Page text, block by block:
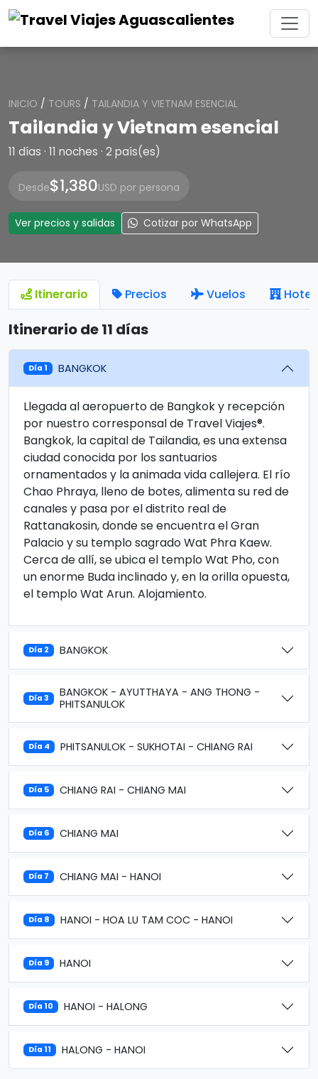
INICIO / TOURS / TAILANDIA Y VIETNAM ESENCIAL
Tailandia y Vietnam esencial
11 días · 11 noches · 2 país(es)
Desde$1,380USD por persona
Ver precios y salidas Cotizar por WhatsApp
Itinerario Precios Vuelos
Itinerario de 11 días
Día 1 BANGKOK
Llegada al aeropuerto de Bangkok y recepción
por nuestro corresponsal de Travel Viajes®.
Bangkok, la capital de Tailandia, es una extensa
ciudad conocida por los santuarios
ornamentados y la animada vida callejera. El río
Chao Phraya, lleno de botes, alimenta su red de
canales y pasa por el distrito real de
Rattanakosin, donde se encuentra el Gran
Palacio y su templo sagrado Wat Phra Kaew.
Cerca de allí, se ubica el templo Wat Pho, con
un enorme Buda inclinado y, en la orilla opuesta,
el templo Wat Arun. Alojamiento.
Día 2 BANGKOK
Día 3
BANGKOK - AYUTTHAYA - ANG THONG -
PHITSANULOK
Día 4 PHITSANULOK - SUKHOTAI - CHIANG RAI
Día 5 CHIANG RAI - CHIANG MAI
Día 6 CHIANG MAI
Día 7 CHIANG MAI - HANOI
Día 8 HANOI - HOA LU TAM COC - HANOI
Día 9 HANOI
Día 10 HANOI - HALONG
Día 11 HALONG - HANOI